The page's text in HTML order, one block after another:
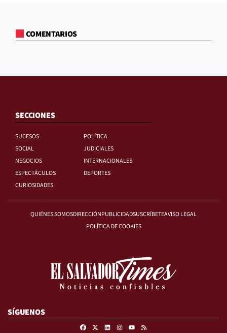
COMENTARIOS
SECCIONES
SUCESOS
POLÍTICA
SOCIAL
JUDICIALES
NEGOCIOS
INTERNACIONALES
ESPECTÁCULOS
DEPORTES
CURIOSIDADES
QUIÉNES SOMOSDIRECCIÓNPUBLICIDADSUSCRÍBETEAVISO LEGAL
POLÍTICA DE COOKIES
SÍGUENOS
FacebookLinkedinInstagram